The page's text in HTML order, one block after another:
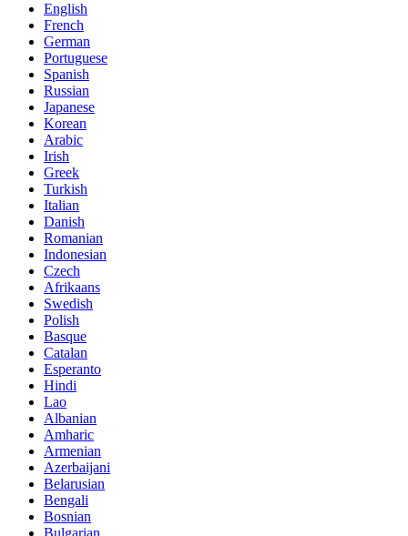
English
French
German
Portuguese
Spanish
Russian
Japanese
Korean
Arabic
Irish
Greek
Turkish
Italian
Danish
Romanian
Indonesian
Czech
Afrikaans
Swedish
Polish
Basque
Catalan
Esperanto
Hindi
Lao
Albanian
Amharic
Armenian
Azerbaijani
Belarusian
Bengali
Bosnian